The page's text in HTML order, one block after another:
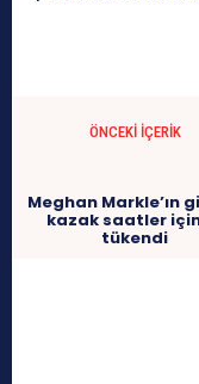
ÖNCEKI İÇERIK
Meghan Markle’ın
kazak saatler
tükendi